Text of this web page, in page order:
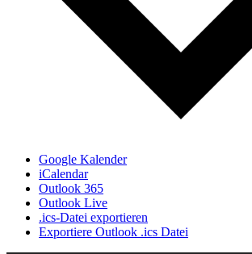
Google Kalender
iCalendar
Outlook 365
Outlook Live
.ics-Datei exportieren
Exportiere Outlook .ics Datei